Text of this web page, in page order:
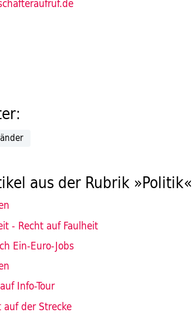
aus der Rubrik »Politik«
- Recht auf Faulheit
Ein-Euro-Jobs
Info-Tour
der Strecke